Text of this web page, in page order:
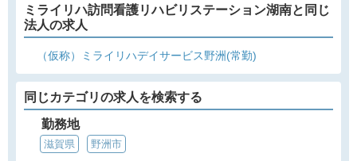
ミライリハ訪問看護リハビリステーション湖南と同じ
法人の求人
（仮称）ミライリハデイサービス野洲(常勤)
同じカテゴリの求人を検索する
勤務地
滋賀県 野洲市